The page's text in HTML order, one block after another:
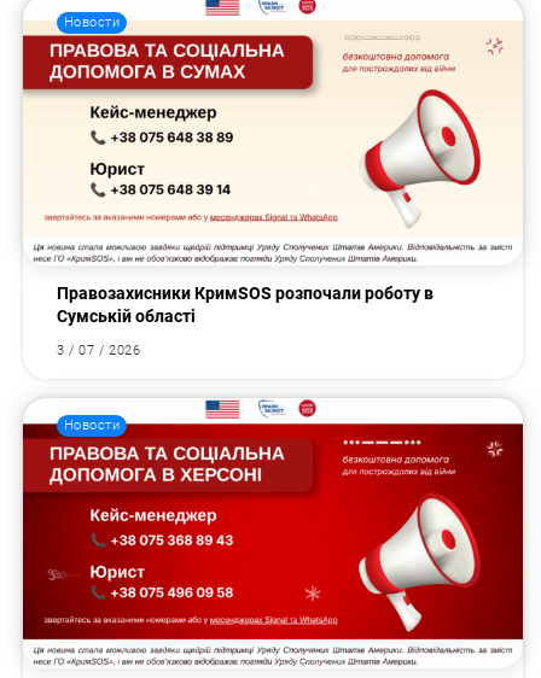
Новости
Правозахисники КримSOS розпочали роботу в
Сумській області
3 / 07 / 2026
Новости